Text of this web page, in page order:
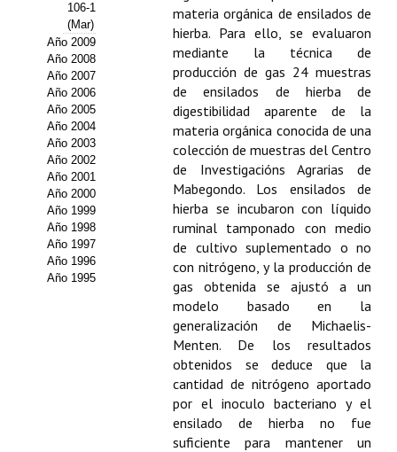
Sello Calidad FECYT
Premio Prensa Agraria
Buscador de Artículos
JORNADAS AIDA
Presentación Jornadas
Comunicaciones
Jornadas PAM 2026
Premio Jóvenes Investigadores
Buscador de Comunicaciones
Buscador de Comunicaciones
106-1
(Mar)
Año 2009
Año 2008
Año 2007
Año 2006
Año 2005
Año 2004
Año 2003
Año 2002
Año 2001
Año 2000
Año 1999
Año 1998
Año 1997
Año 1996
Año 1995
materia orgánica de ensilados de
hierba. Para ello, se evaluaron
mediante la técnica de
producción de gas 24 muestras
de ensilados de hierba de
digestibilidad aparente de la
materia orgánica conocida de una
colección de muestras del Centro
de Investigacións Agrarias de
Mabegondo. Los ensilados de
hierba se incubaron con líquido
ruminal tamponado con medio
de cultivo suplementado o no
con nitrógeno, y la producción de
gas obtenida se ajustó a un
modelo basado en la
generalización de Michaelis-
Menten. De los resultados
obtenidos se deduce que la
cantidad de nitrógeno aportado
por el inoculo bacteriano y el
ensilado de hierba no fue
suficiente para mantener un